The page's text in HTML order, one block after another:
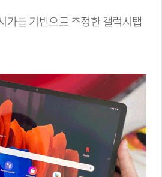
를 기반으로 추정한 갤럭시탭